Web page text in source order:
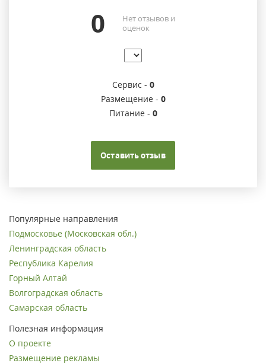
0
Нет отзывов и
оценок
Сервис - 0
Размещение - 0
Питание - 0
Оставить отзыв
Популярные направления
Подмосковье (Московская обл.)
Ленинградская область
Республика Карелия
Горный Алтай
Волгоградская область
Самарская область
Полезная информация
О проекте
Размещение рекламы